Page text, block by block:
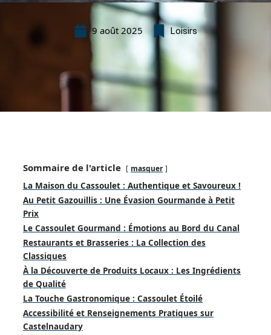
9 août 2025 Loisirs
Sommaire de l'article masquer
La Maison du Cassoulet : Authentique et Savoureux !
Au Petit Gazouillis : Une Évasion Gourmande à Petit
Prix
Le Cassoulet Gourmand : Émotions au Bord du Canal
Restaurants et Brasseries : La Collection des
Classiques
À la Découverte de Produits Locaux : Les Ingrédients
de Qualité
La Touche Gastronomique : Cassoulet Étoilé
Accessibilité et Renseignements Pratiques sur
Castelnaudary